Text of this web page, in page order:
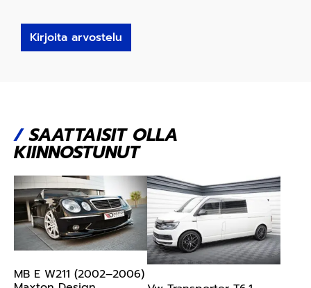
Kirjoita arvostelu
/SAATTAISIT OLLA
KIINNOSTUNUT
MB E W211 (2002–2006)